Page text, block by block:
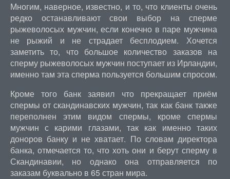
Многим, наверное, известно, и то, что клиенты очень
редко останавливают свои выбор на сперме
рыжеволосых мужчин, если конечно в паре мужчина
не рыжий и не страдает бесплодием. Хочется
заметить то, что большое количество заказов на
сперму рыжеволосых мужчин поступает из Ирландии,
именно там эта сперма пользуется большим спросом.
Кроме того банк заявил что прекращает приём
спермы от скандинавских мужчин, так как банк также
переполнен этим видом спермы, кроме спермы
мужчин с карими глазами, так как именно таких
доноров банку и не хватает. По словам директора
банка, отмечается то, что хоть они и берут сперму в
Скандинавии, но однако она отправляется по
заказам буквально в 65 стран мира.